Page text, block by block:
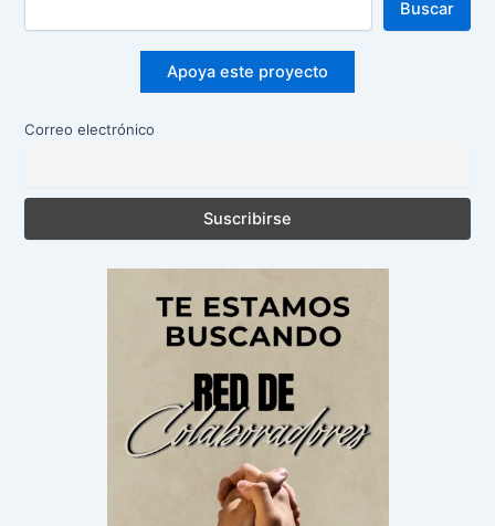
Buscar
Apoya este proyecto
Correo electrónico